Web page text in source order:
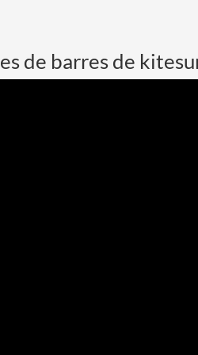
de barres de